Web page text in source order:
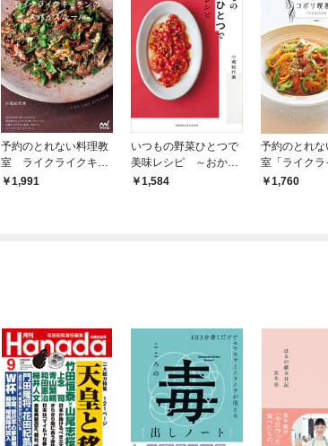
予約のとれない料理教
室 ライクライクキッ
チンのスパイスルール
1,991
いつもの野菜ひとつで
美味レシピ ～おか
ず、おつまみ、常備
1,584
予約のとれな
室「ライクラ
チン」の特製
1,760